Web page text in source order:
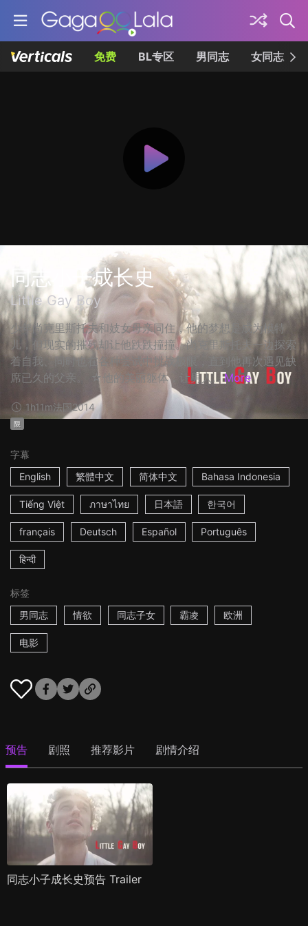
免费 BL专区 男同志 女同志
同志小子成长史
Little Gay Boy
少年尚克里斯托夫和妓女母亲同住，他的梦想是成为模特
儿，但现实的摧残却让他跌跌撞撞。尚克里斯托夫一边探索
着自我、同时也在各种尝试中挑战极限，直到他再次遇见缺
席已久的父亲。 ☆他的美丽躯体，让男人... More
1h11m法国 2014
限
字幕
English
繁體中文 简体中文 Bahasa Indonesia
Tiếng Việt ภาษาไทย 日本語 한국어
français Deutsch Español Português
हिन्दी
标签
男同志
情欲 同志子女 霸凌 欧洲
电影
预告 剧照 推荐影片 剧情介绍
同志小子成长史预告 Trailer